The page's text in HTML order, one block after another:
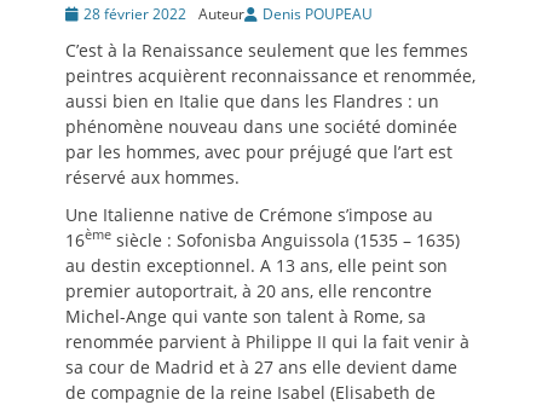
Posté28 février 2022 Auteur Denis POUPEAU
C’est à la Renaissance seulement que les femmes
peintres acquièrent reconnaissance et renommée,
aussi bien en Italie que dans les Flandres : un
phénomène nouveau dans une société dominée
par les hommes, avec pour préjugé que l’art est
réservé aux hommes.
Une Italienne native de Crémone s’impose au
16ème siècle : Sofonisba Anguissola (1535 – 1635)
au destin exceptionnel. A 13 ans, elle peint son
premier autoportrait, à 20 ans, elle rencontre
Michel-Ange qui vante son talent à Rome, sa
renommée parvient à Philippe II qui la fait venir à
sa cour de Madrid et à 27 ans elle devient dame
de compagnie de la reine Isabel (Elisabeth de